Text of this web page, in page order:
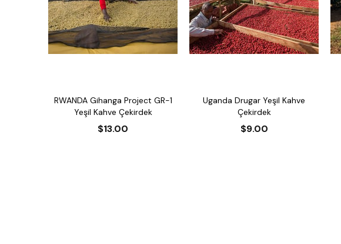
RWANDA Gihanga Project GR-1
Yeşil Kahve Çekirdek
$13.00
Uganda Drugar Yeşil Kahve
Çekirdek
$9.00